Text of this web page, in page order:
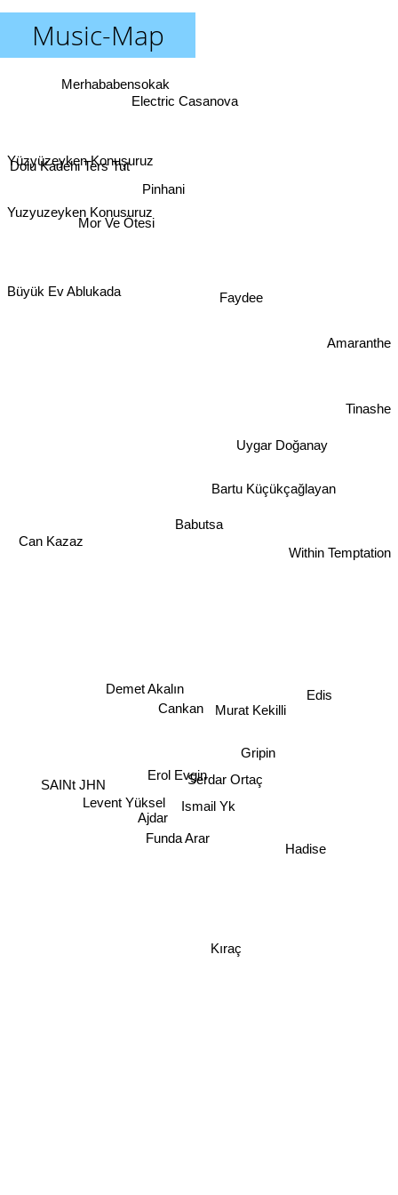
Music-Map
Babutsa
Bartu Küçükçağlayan
Uygar Doğanay
Faydee
Cankan
Erol EvginSerdar Ortaç
Ismail Yk
Demet Akalın
Ajdar
SAINt JHN
Hadise
Tinashe
Edis
Electric Casanova
Levent Yüksel
Gripin
Amaranthe
Pinhani
Mor Ve Ötesi
Yuzyuzeyken Konusuruz
Merhababensokak
Within Temptation
Dolu Kadehi Ters Tut